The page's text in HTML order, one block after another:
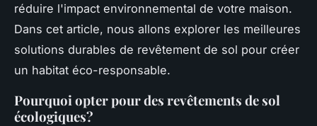
réduire l'impact environnemental de votre maison.
Dans cet article, nous allons explorer les meilleures
solutions durables de revêtement de sol pour créer
un habitat éco-responsable.
Pourquoi opter pour des revêtements de sol
écologiques?